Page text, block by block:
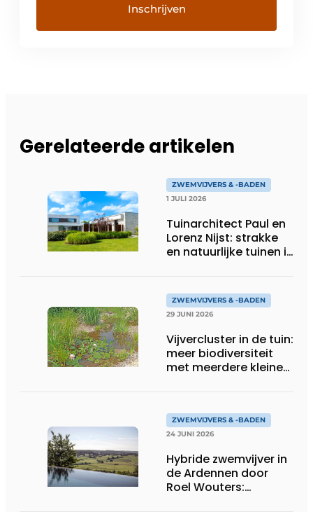
Gerelateerde artikelen
ZWEMVIJVERS & -BADEN
1 JULI 2026
Tuinarchitect Paul en
Lorenz Nijst: strakke
en natuurlijke tuinen in
ZWEMVIJVERS & -BADEN
29 JUNI 2026
Vijvercluster in de tuin:
meer biodiversiteit
met meerdere kleine
ZWEMVIJVERS & -BADEN
24 JUNI 2026
Hybride zwemvijver in
de Ardennen door
Roel Wouters: